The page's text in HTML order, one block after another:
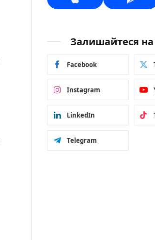
Залишайтеся на
Facebook
Instagram
LinkedIn
Telegram